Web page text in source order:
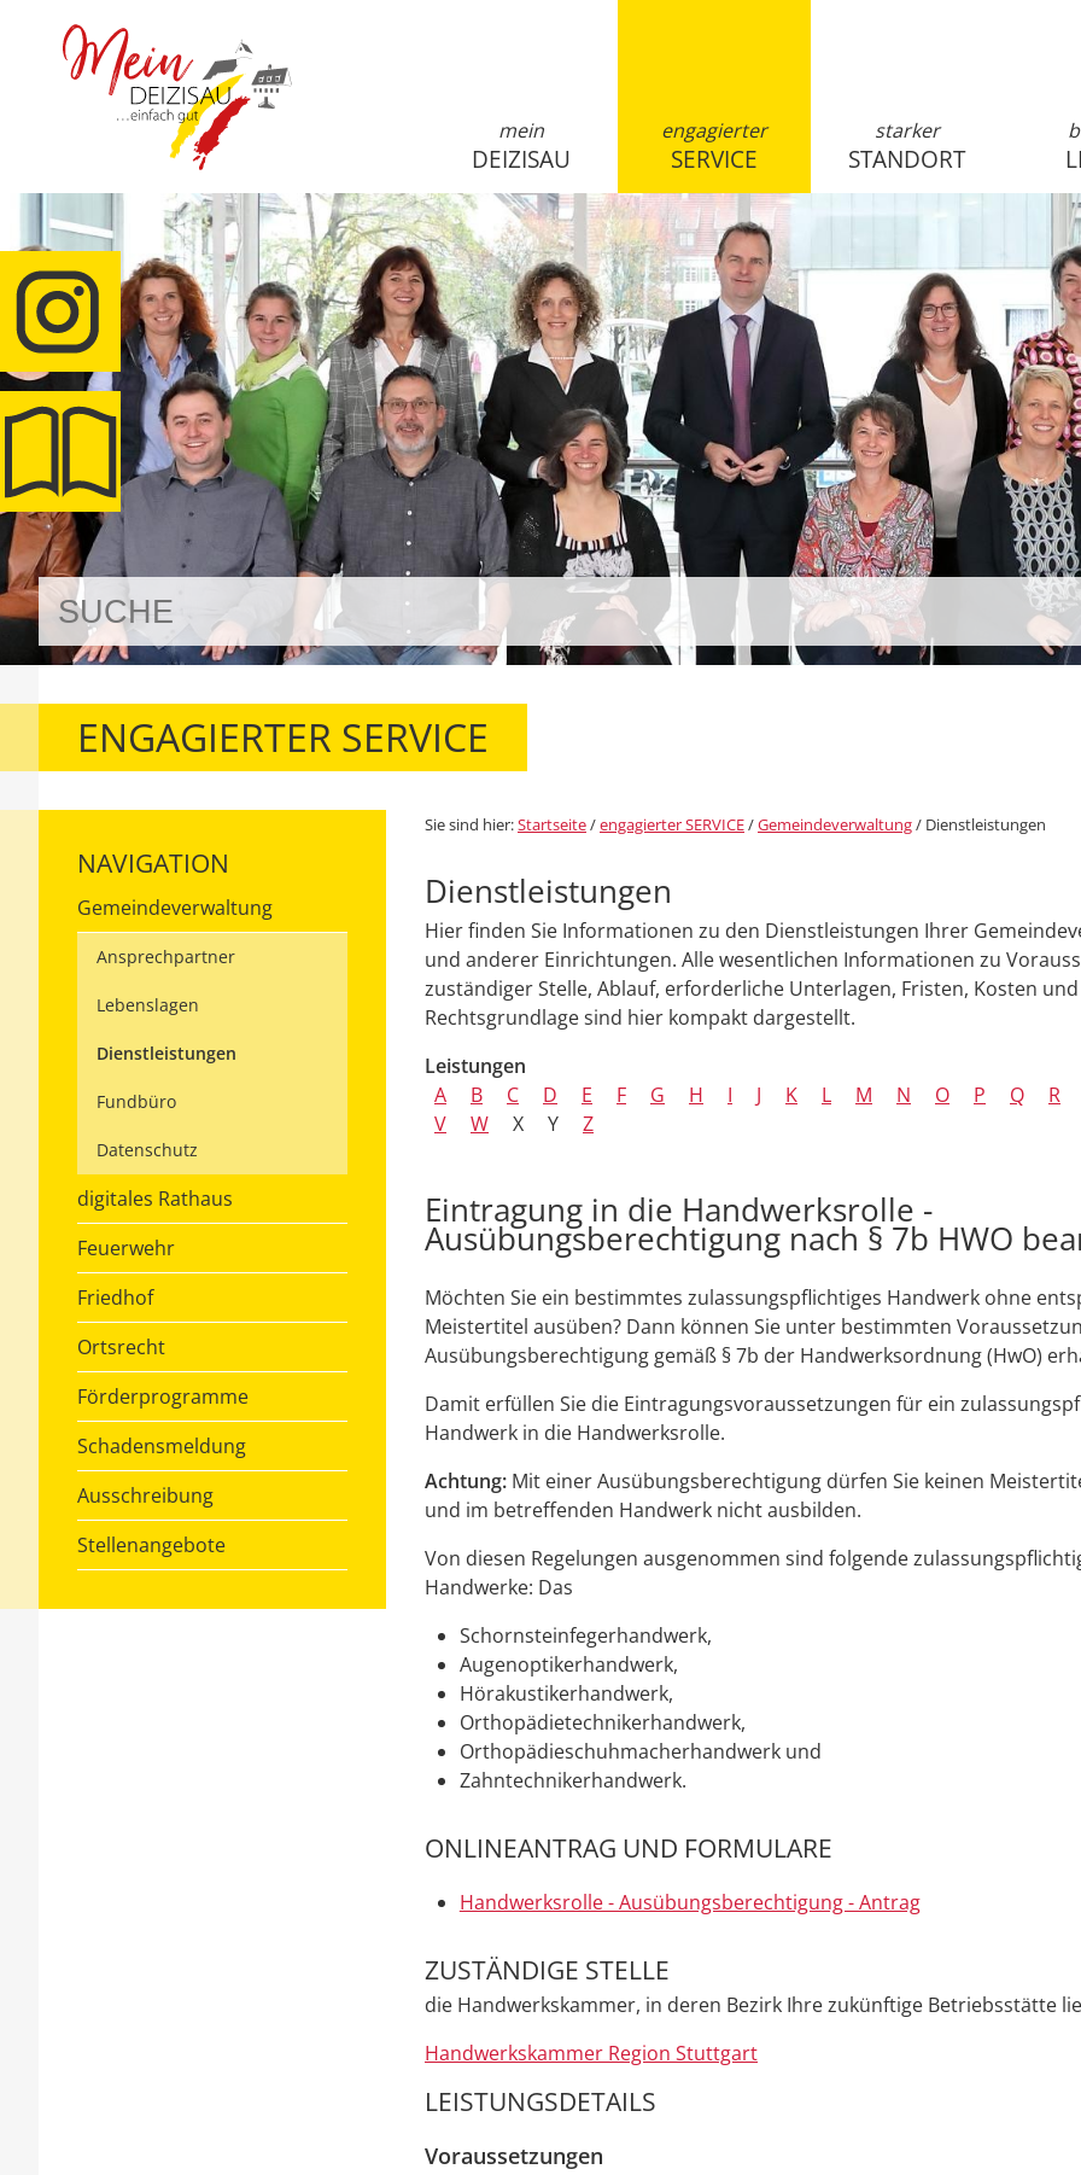
mein
DEIZISAU
engagierter
SERVICE
starker
STANDORT
ENGAGIERTER SERVICE
NAVIGATION
Gemeindeverwaltung
Ansprechpartner
Lebenslagen
Dienstleistungen
Fundbüro
Datenschutz
digitales Rathaus
Feuerwehr
Friedhof
Ortsrecht
Förderprogramme
Schadensmeldung
Ausschreibung
Stellenangebote
Sie sind hier:Startseite/engagierter SERVICE/Gemeindeverwaltung/ Dienstleistungen
Dienstleistungen
Hier finden Sie Informationen zu den Dienstleistungen Ihrer
und anderer Einrichtungen. Alle wesentlichen Informationen zu
zuständiger Stelle, Ablauf, erforderliche Unterlagen, Fristen, Kosten
Rechtsgrundlage sind hier kompakt dargestellt.
Leistungen
A
B C D E F G H I J K L M N O P Q
R
V
W X Y Z
Eintragung in die Handwerksrolle -
Ausübungsberechtigung nach § 7b HWO
Möchten Sie ein bestimmtes zulassungspflichtiges Handwerk ohne
Meistertitel ausüben? Dann können Sie unter bestimmten
Ausübungsberechtigung gemäß § 7b der Handwerksordnung (HwO)
Damit erfüllen Sie die Eintragungsvoraussetzungen für ein
Handwerk in die Handwerksrolle.
Achtung: Mit einer Ausübungsberechtigung dürfen Sie keinen
und im betreffenden Handwerk nicht ausbilden.
Von diesen Regelungen ausgenommen sind folgende
Handwerke: Das
Schornsteinfegerhandwerk,
Augenoptikerhandwerk,
Hörakustikerhandwerk,
Orthopädietechnikerhandwerk,
Orthopädieschuhmacherhandwerk und
Zahntechnikerhandwerk.
ONLINEANTRAG UND FORMULARE
Handwerksrolle - Ausübungsberechtigung - Antrag
ZUSTÄNDIGE STELLE
die Handwerkskammer, in deren Bezirk Ihre zukünftige Betriebsstätte
Handwerkskammer Region Stuttgart
LEISTUNGSDETAILS
Voraussetzungen